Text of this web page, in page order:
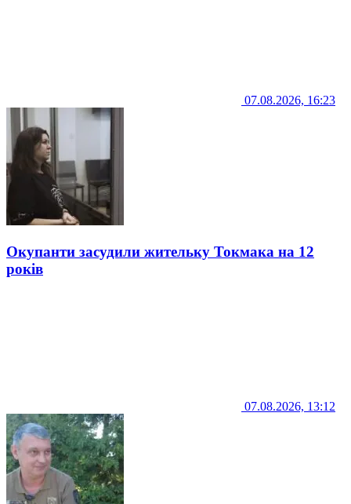
07.08.2026, 16:23
Окупанти засудили жительку Токмака на 12
років
07.08.2026, 13:12